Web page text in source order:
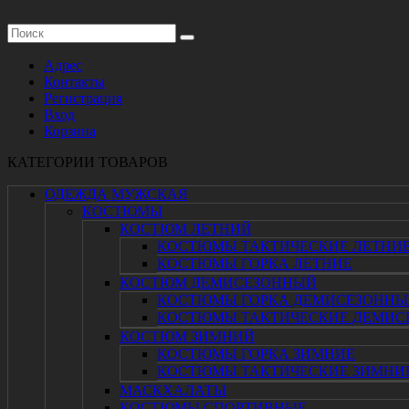
Адрес
Контакты
Регистрация
Вход
Корзина
КАТЕГОРИИ ТОВАРОВ
ОДЕЖДА МУЖСКАЯ
КОСТЮМЫ
КОСТЮМ ЛЕТНИЙ
КОСТЮМЫ ТАКТИЧЕСКИЕ
КОСТЮМЫ ГОРКА ЛЕТНИЕ
КОСТЮМ ДЕМИСЕЗОННЫЙ
КОСТЮМЫ ГОРКА
КОСТЮМЫ ТАКТИЧЕСКИЕ
КОСТЮМ ЗИМНИЙ
КОСТЮМЫ ГОРКА ЗИМНИЕ
КОСТЮМЫ ТАКТИЧЕСКИЕ
МАСКХАЛАТЫ